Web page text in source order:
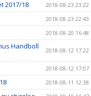
2017/18 2018-08-23 23:22
2018-08-23 22:43
2018-08-20 16:48
Handboll
2018-08-12 17:22
2018-08-12 17:07
2018-08-11 12:38